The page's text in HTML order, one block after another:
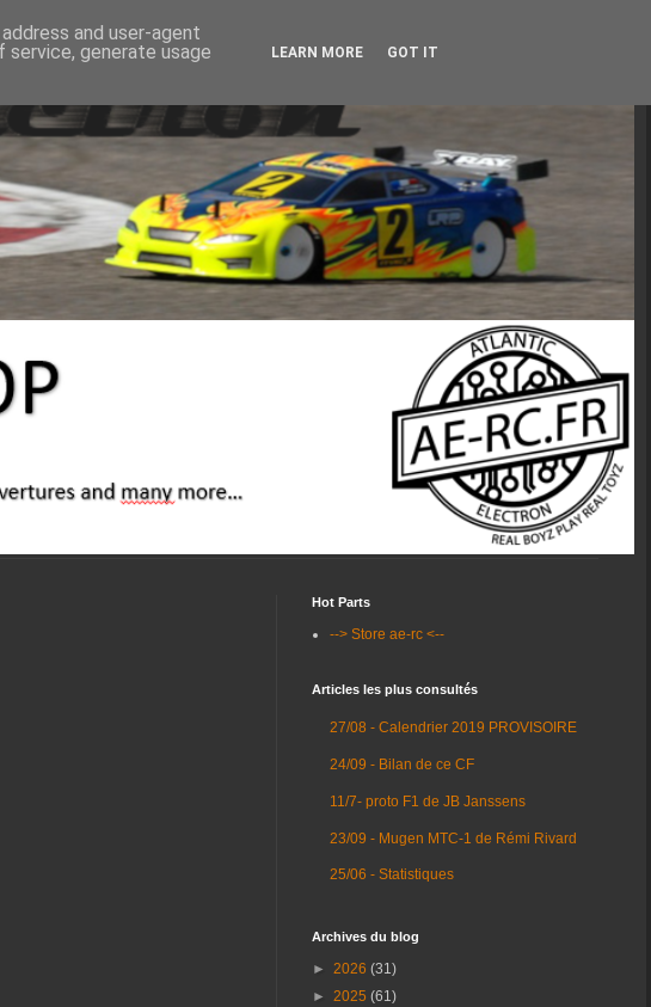
Hot Parts
--> Store ae-rc <--
Articles les plus consultés
27/08 - Calendrier 2019 PROVISOIRE
24/09 - Bilan de ce CF
11/7- proto F1 de JB Janssens
23/09 - Mugen MTC-1 de Rémi Rivard
25/06 - Statistiques
Archives du blog
► 2026 (31)
► 2025 (61)
and user-agent
generate usage
LEARN MORE GOT IT